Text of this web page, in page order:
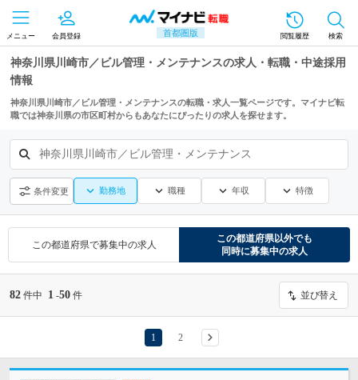
首都圏版
メニュー 会員登録 閲覧履歴 検索
神奈川県川崎市／ビル管理・メンテナンスの求人・転職・中途採用
情報
神奈川県川崎市／ビル管理・メンテナンスの転職・求人一覧ページです。マイナビ転
職では神奈川県の市区町村からもあなたにぴったりの求人を探せます。
神奈川県川崎市／ビル管理・メンテナンス
条件変更 勤務地 職種 年収 特徴
この都道府県で募集中の求人
この都道府県以外でも
同時に募集中の求人
82 件中 1 -50 件 並び替え
1 2